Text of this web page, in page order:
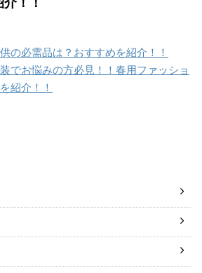
！！
の必需品は？おすすめを紹介！！
でお悩みの方必見！！春用ファッショ
紹介！！